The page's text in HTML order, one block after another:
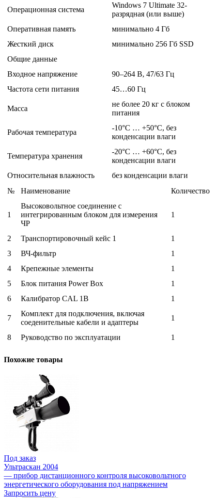
Операционная система
Windows 7 Ultimate 32-
разрядная (или выше)
Оперативная память
минимально 4 Гб
Жесткий диск
минимально 256 Гб SSD
Общие данные
Входное напряжение
90–264 В, 47/63 Гц
Частота сети питания
45…60 Гц
Масса
не более 20 кг с блоком
питания
Рабочая температура
-10°C … +50°C, без
конденсации влаги
Температура хранения
-20°C … +60°C, без
конденсации влаги
Относительная влажность
без конденсации влаги
№
Наименование Количество
1
Высоковольтное соединение с
интегрированным блоком для измерения
ЧР
1
2 Транспортировочный кейс 1
1
3
ВЧ-фильтр
1
4
Крепежные элементы
1
5
Блок питания Power Box
1
6
Калибратор CAL 1B 1
7
Комплект для подключения, включая
соеденительные кабели и адаптеры
1
8 Руководство по эксплуатации 1
Похожие товары
Под заказ
Ультраскан 2004
— прибор дистанционного контроля высоковольтного
энергетического оборудования под напряжением
Запросить цену